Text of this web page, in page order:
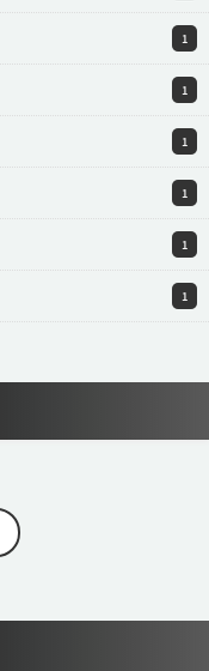
1
1
1
1
1
1